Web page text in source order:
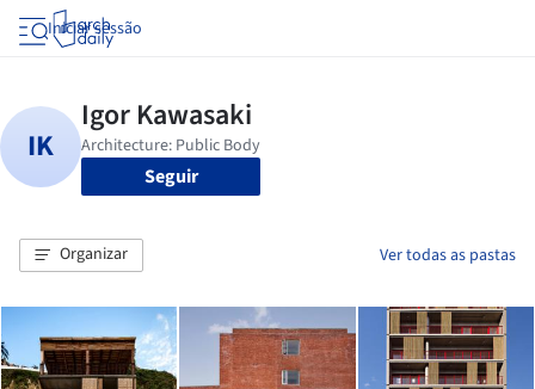
Iniciar sessão
Seguir
Organizar Ver todas as pastas